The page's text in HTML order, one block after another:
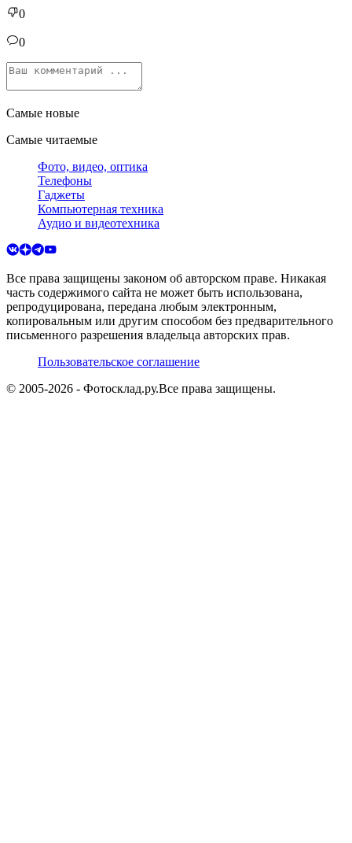
0
0
Самые новые
Самые читаемые
Фото, видео, оптика
Телефоны
Гаджеты
Компьютерная техника
Аудио и видеотехника
Все права защищены законом об авторском праве. Никакая
часть содержимого сайта не может быть использована,
репродуцирована, передана любым электронным,
копировальным или другим способом без предварительного
письменного разрешения владельца авторских прав.
Пользовательское соглашение
© 2005-2026 - Фотосклад.ру.Все права защищены.